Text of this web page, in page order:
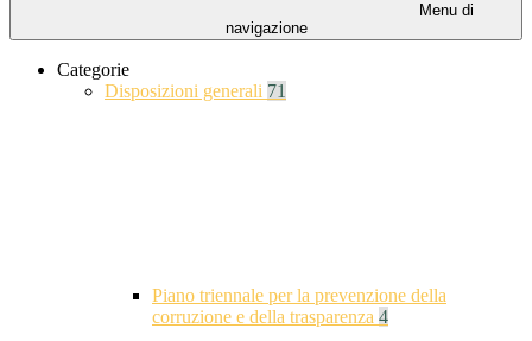
Menu di
navigazione
Categorie
Disposizioni generali 71
Piano triennale per la prevenzione della
corruzione e della trasparenza 4